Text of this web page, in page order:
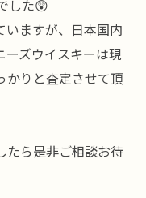
した😲
いますが、日本国内
ーズウイスキーは現
かりと査定させて頂
たら是非ご相談お待